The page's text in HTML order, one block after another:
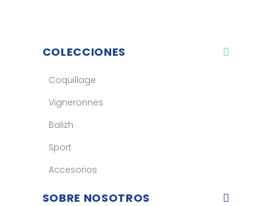
COLECCIONES
Coquillage
Vigneronnes
Balizh
Sport
Accesorios
SOBRE NOSOTROS